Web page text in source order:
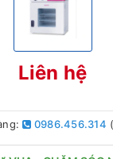
Liên hệ
0986.456.314